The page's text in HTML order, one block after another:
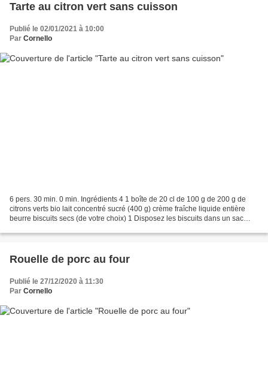
Tarte au citron vert sans cuisson
Publié le 02/01/2021 à 10:00
Par Cornello
6 pers. 30 min. 0 min. Ingrédients 4 1 boîte de 20 cl de 100 g de 200 g de
citrons verts bio lait concentré sucré (400 g) crème fraîche liquide entière
beurre biscuits secs (de votre choix) 1 Disposez les biscuits dans un sac
Rouelle de porc au four
Publié le 27/12/2020 à 11:30
Par Cornello